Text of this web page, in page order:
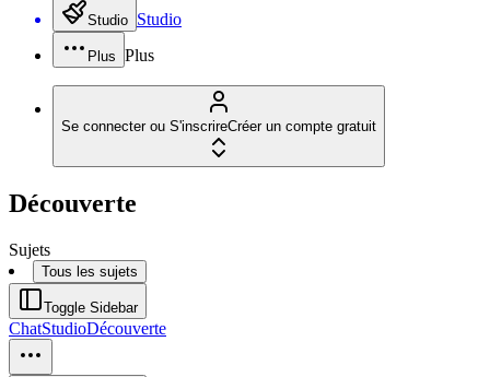
Studio Studio
Plus Plus
Se connecter ou S'inscrireCréer un compte gratuit
Découverte
Sujets
Tous les sujets
Toggle Sidebar
ChatStudioDécouverte